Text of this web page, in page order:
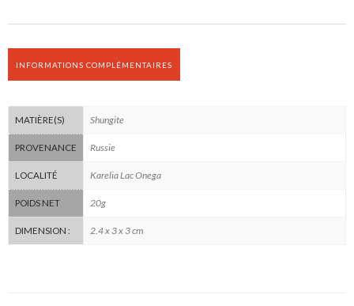
INFORMATIONS COMPLÉMENTAIRES
MATIÈRE(S) Shungite
PROVENANCE Russie
LOCALITÉ Karelia Lac Onega
POIDS NET 20g
DIMENSION : 2.4 x 3 x 3 cm